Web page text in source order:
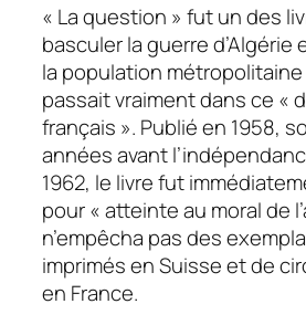
« La question » fut un des
basculer la guerre d’Algérie
la population
passait vraiment dans ce «
français ». Publié en 1958,
années avant
1962, le livre fut
pour « atteinte au moral de
n’empêcha pas des
imprimés en Suisse et de
en France.